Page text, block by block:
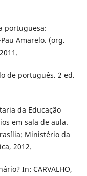
portuguesa:
Amarelo. (org.
de português. 2 ed.
da Educação
em sala de aula.
Ministério da
2012.
In: CARVALHO,